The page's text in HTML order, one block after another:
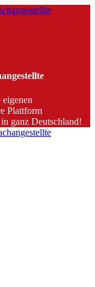
Plattform
ganz Deutschland!